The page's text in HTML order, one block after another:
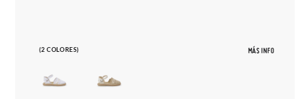
(2 COLORES) MÁS INFO